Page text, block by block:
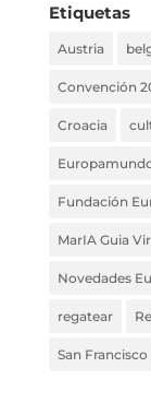
Etiquetas
Austria
Convención
Croacia
Fundación
MarIA Guia
Novedades
regatear
San Francisco